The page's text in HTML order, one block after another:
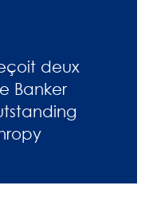
deux
Banker